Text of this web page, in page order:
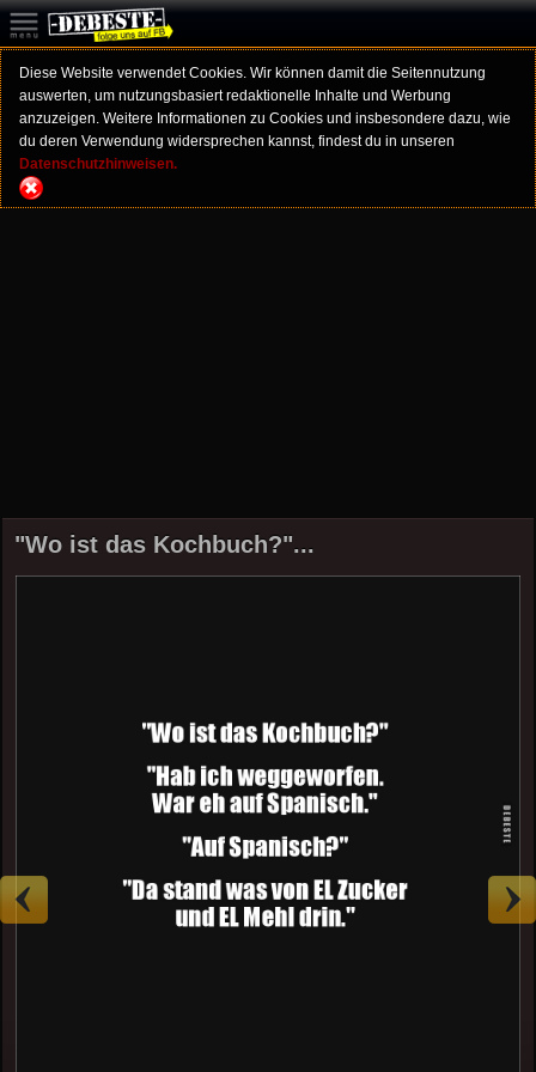
Diese Website verwendet Cookies. Wir können damit die Seitennutzung
auswerten, um nutzungsbasiert redaktionelle Inhalte und Werbung
anzuzeigen. Weitere Informationen zu Cookies und insbesondere dazu, wie
du deren Verwendung widersprechen kannst, findest du in unseren
Datenschutzhinweisen.
"Wo ist das Kochbuch?"...